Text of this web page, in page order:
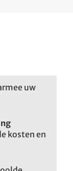
uw
kosten en